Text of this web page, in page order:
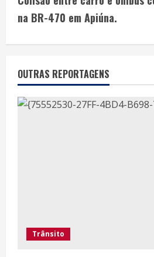
na BR-470 em Apiúna.
OUTRAS REPORTAGENS
Trânsito